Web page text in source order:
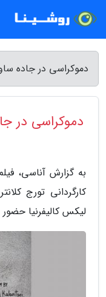
دموکراسی در جاده
دموکراسی در
به گزارش آناسی،
کارگردانی تورج
لیکس کالیفرنیا حضور